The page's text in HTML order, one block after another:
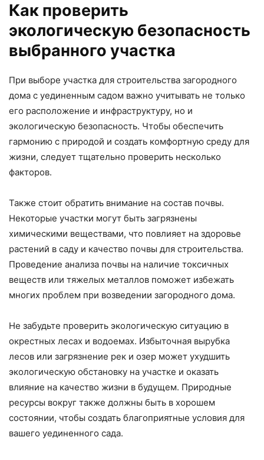
Как проверить
экологическую безопасность
выбранного участка
При выборе участка для строительства загородного
дома с уединенным садом важно учитывать не только
его расположение и инфраструктуру, но и
экологическую безопасность. Чтобы обеспечить
гармонию с природой и создать комфортную среду для
жизни, следует тщательно проверить несколько
факторов.
Также стоит обратить внимание на состав почвы.
Некоторые участки могут быть загрязнены
химическими веществами, что повлияет на здоровье
растений в саду и качество почвы для строительства.
Проведение анализа почвы на наличие токсичных
веществ или тяжелых металлов поможет избежать
многих проблем при возведении загородного дома.
Не забудьте проверить экологическую ситуацию в
окрестных лесах и водоемах. Избыточная вырубка
лесов или загрязнение рек и озер может ухудшить
экологическую обстановку на участке и оказать
влияние на качество жизни в будущем. Природные
ресурсы вокруг также должны быть в хорошем
состоянии, чтобы создать благоприятные условия для
вашего уединенного сада.